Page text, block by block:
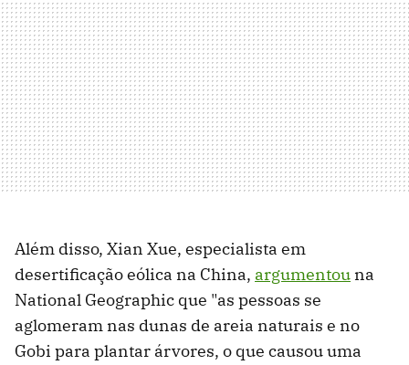
Além disso, Xian Xue, especialista em
desertificação eólica na China, argumentou na
National Geographic que "as pessoas se
aglomeram nas dunas de areia naturais e no
Gobi para plantar árvores, o que causou uma